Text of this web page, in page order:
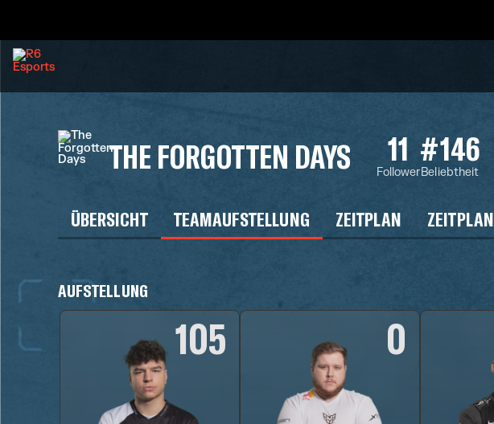
THE FORGOTTEN DAYS 11
Follower
#146
Beliebtheit
ÜBERSICHT TEAMAUFSTELLUNG ZEITPLAN ZEITPLAN
AUFSTELLUNG
105 0